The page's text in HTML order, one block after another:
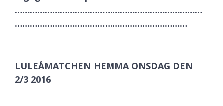
…………………………………………………………………
……………………………………………………………
LULEÅMATCHEN HEMMA ONSDAG DEN
2/3 2016